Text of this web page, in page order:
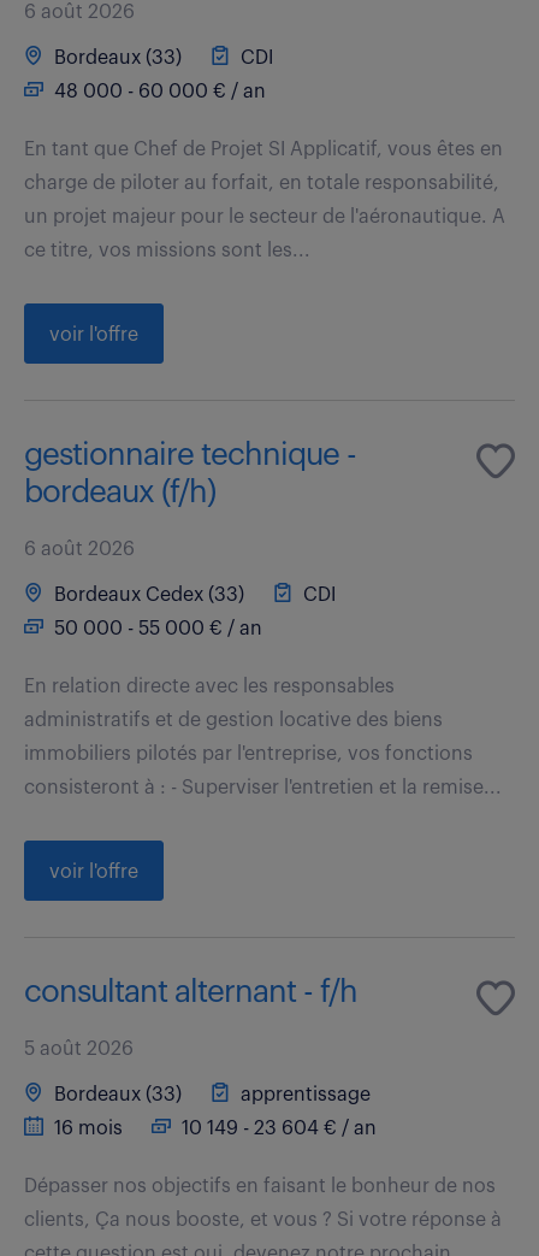
6 août 2026
Bordeaux (33)
CDI
48 000 - 60 000 € / an
En tant que Chef de Projet SI Applicatif, vous êtes en
charge de piloter au forfait, en totale responsabilité,
un projet majeur pour le secteur de l'aéronautique. A
ce titre, vos missions sont les...
voir l'offre
gestionnaire technique -
bordeaux (f/h)
6 août 2026
Bordeaux Cedex (33)
CDI
50 000 - 55 000 € / an
En relation directe avec les responsables
administratifs et de gestion locative des biens
immobiliers pilotés par l'entreprise, vos fonctions
consisteront à : - Superviser l'entretien et la remise...
voir l'offre
consultant alternant - f/h
5 août 2026
Bordeaux (33)
apprentissage
16 mois
10 149 - 23 604 € / an
Dépasser nos objectifs en faisant le bonheur de nos
clients, Ça nous booste, et vous ? Si votre réponse à